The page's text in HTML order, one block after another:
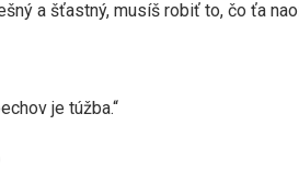
a šťastný, musíš robiť to, čo ťa
je túžba.“